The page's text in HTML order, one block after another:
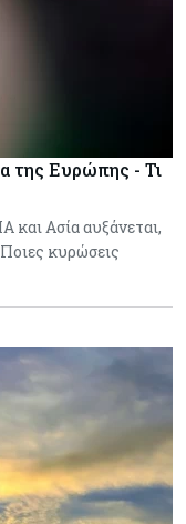
της Ευρώπης - Τι
και Ασία αυξάνεται,
κυρώσεις